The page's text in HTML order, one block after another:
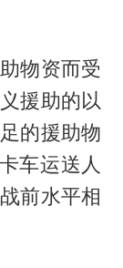
物资而受
援助的以
的援助物
车运送人
前水平相